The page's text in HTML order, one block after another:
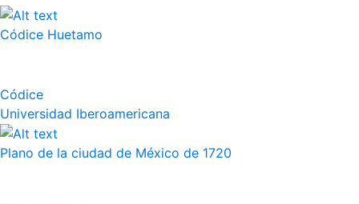
Códice Huetamo
Códice
Universidad Iberoamericana
Plano de la ciudad de México de 1720